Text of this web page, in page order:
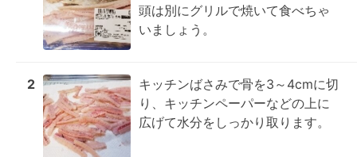
頭は別にグリルで焼いて食べちゃ
いましょう。
2
キッチンばさみで骨を3～4cmに切
り、キッチンペーパーなどの上に
広げて水分をしっかり取ります。